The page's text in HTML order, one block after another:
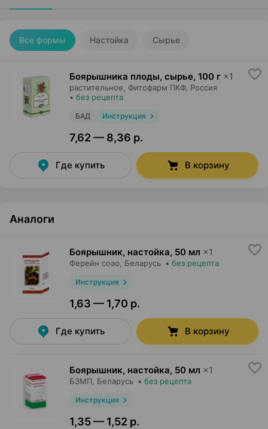
Все формы Настойка Сырье
Боярышника плоды, сырье, 100 г ×1
растительное, Фитофарм ПКФ, Россия
• без рецепта
БАД Инструкция
7,62 — 8,36 р.
Где купить В корзину
Аналоги
Боярышник, настойка, 50 мл ×1
Ферейн соао , Беларусь • без рецепта
Инструкция
1,63 — 1,70 р.
Где купить В корзину
Боярышник, настойка, 50 мл ×1
БЗМП , Беларусь • без рецепта
Инструкция
1,35 — 1,52 р.